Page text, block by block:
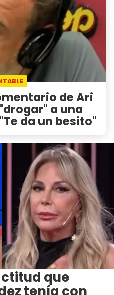
de Ari
a una
da un besito"
que